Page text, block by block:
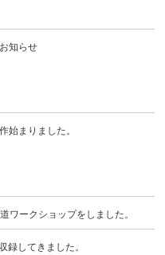
知らせ
始まりました。
ワークショップをしました。
録してきました。